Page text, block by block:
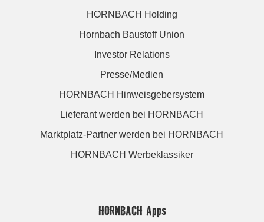
HORNBACH Holding
Hornbach Baustoff Union
Investor Relations
Presse/Medien
HORNBACH Hinweisgebersystem
Lieferant werden bei HORNBACH
Marktplatz-Partner werden bei HORNBACH
HORNBACH Werbeklassiker
HORNBACH Apps